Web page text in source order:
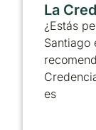
La
¿Estás
Santiago
es